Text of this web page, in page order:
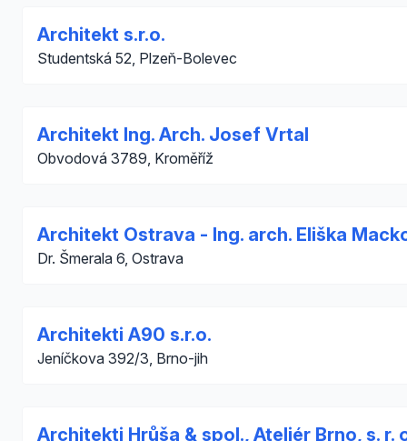
Architekt s.r.o.
Studentská 52, Plzeň-Bolevec
Architekt Ing. Arch. Josef Vrtal
Obvodová 3789, Kroměříž
Architekt Ostrava - Ing. arch. Eliška
Dr. Šmerala 6, Ostrava
Architekti A90 s.r.o.
Jeníčkova 392/3, Brno-jih
Architekti Hrůša & spol., Ateliér Brno, s. r.